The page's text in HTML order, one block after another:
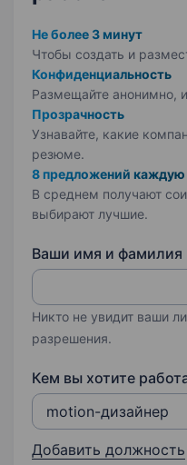
Не более 3 минут
Чтобы создать и
Конфиденциальность
Размещайте анонимно,
Прозрачность
Узнавайте, какие
резюме.
8 предложений каждую
В среднем получают
выбирают лучшие.
Ваши имя и фамилия
Никто не увидит ваши
разрешения.
Кем вы хотите
Добавить должность